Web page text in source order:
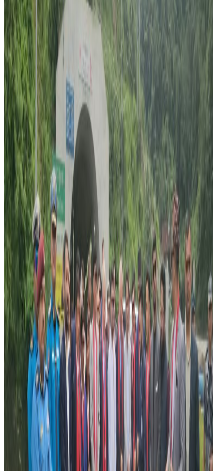
लगातार छ दिनसम्म संक्रमण नदेखिएको नेपालमा सातौ दिनको
परिक्षणमा नयाँ तीन व्यक्तिमा कोरोना पोजेटिभ देखिएको छ । यो संगै
नेपालमा संक्रमितको संख्या १२ पुगेको छ ।
हेटौंडा–१० स्थित किटजन्य रोग अनुसन्धान तालिम केन्द्रमा शुक्रबार ३५
जनाको कोरोना परीक्षण गरिएकोमा तीन जनाको नतिजा पोजेटिभ हो
वा होइन भन्ने छुट्याउन नसकेपछि काठमाडौं टेकु स्थित राष्ट्रिय
जनस्वास्थ्य प्रयोगशालामा पठाइएको थियोे । सो नमुना परिक्षणमा
समेत कोरोना पोजेटिभ भएको पाइएपनि सरकारी तहबाट पुष्टि हुन
बाँकी छ।
पर्साको वीरगन्ज महानगरपालिका छपकैयास्थित मस्जिदमा लुकेर
वसेको अवस्थामा शुक्रबार तीनैजनालाई नियन्त्रणमा लिएर नारायणी
अस्पतालको आइसोलेशन वार्डमा राखिएको छ । स्क्रीनिङका क्रममा ४
महिना अघि नेपाल आएको बताइएपनि केही समय अघि आएको
आशंका सहित भारतीय धर्मगुरुमाथि अनुसन्धान भैरहेको र उनिहरुको
संसर्गमा आएकाहरुको पहिचान गरेर क्वारेन्टाइनमा राख्न सुरु गरिएको
बताइएको छ ।
यद्यपी सरकारी तहबाट थप तीन संक्रमित बारे आधिकारिक पुष्टी
नगरिएपनि स्वास्थ्य तथा जनसंख्या मन्त्रालयका प्रवक्ता डाक्टर